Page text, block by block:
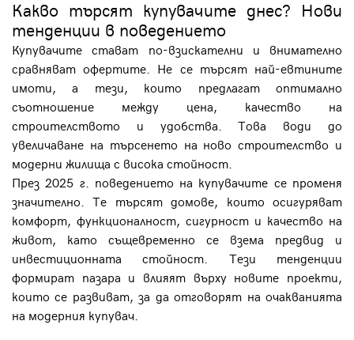
Какво търсят купувачите днес? Нови
тенденции в поведението
Купувачите стават по-взискателни и внимателно
сравняват офертите. Не се търсят най-евтините
имоти, а тези, които предлагат оптимално
съотношение между цена, качество на
строителството и удобства. Това води до
увеличаване на търсенето на ново строителство и
модерни жилища с висока стойност.
През 2025 г. поведението на купувачите се променя
значително. Те търсят домове, които осигуряват
комфорт, функционалност, сигурност и качество на
живот, като същевременно се взема предвид и
инвестиционната стойност. Тези тенденции
формират пазара и влияят върху новите проекти,
които се развиват, за да отговорят на очакванията
на модерния купувач.